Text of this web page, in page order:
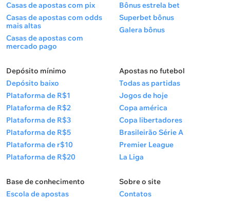
Casas de apostas com pix
Casas de apostas com odds
mais altas
Casas de apostas com
mercado pago
Bônus estrela bet
Superbet bônus
Galera bônus
Depósito mínimo
Depósito baixo
Plataforma de R$1
Plataforma de R$2
Plataforma de R$3
Plataforma de R$5
Plataforma de r$10
Plataforma de R$20
Apostas no futebol
Todas as partidas
Jogos de hoje
Copa américa
Copa libertadores
Brasileirão Série A
Premier League
La Liga
Base de conhecimento
Escola de apostas
Sobre o site
Contatos